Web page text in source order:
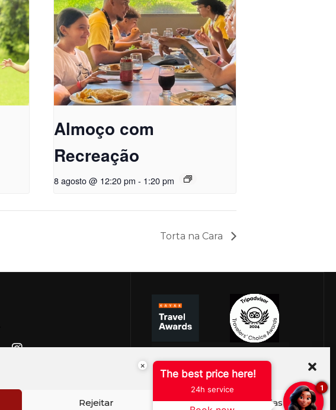
Rejeitar Ver preferências
Almoço com
Recreação
8 agosto @ 12:20 pm - 1:20 pm
Torta na Cara
×
The best price here!
24h service 1